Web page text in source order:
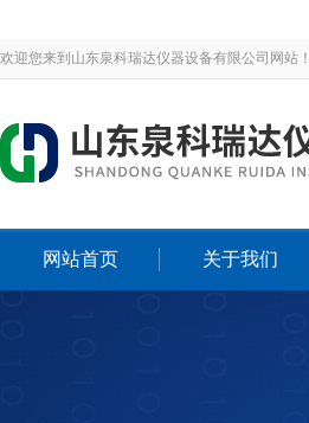
欢迎您来到山东泉科瑞达仪器设备有限公司网站！
网站首页 关于我们